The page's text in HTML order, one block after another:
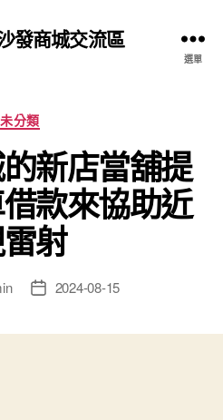
發商城交流區
選單
分
類
未分類
新店當舖提
款來協助近
射
文 2024-08-15